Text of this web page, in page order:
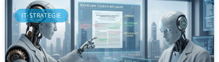
IT-STRATEGIE